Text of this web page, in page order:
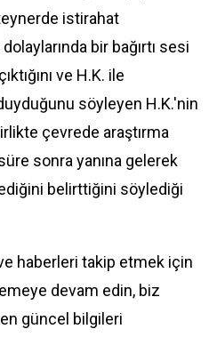
istirahat
bir bağırtı sesi
ve H.K. ile
duyduğunu söyleyen H.K.'nin
çevrede araştırma
sonra yanına gelerek
belirttiğini söylediği
haberleri takip etmek için
devam edin, biz
güncel bilgileri